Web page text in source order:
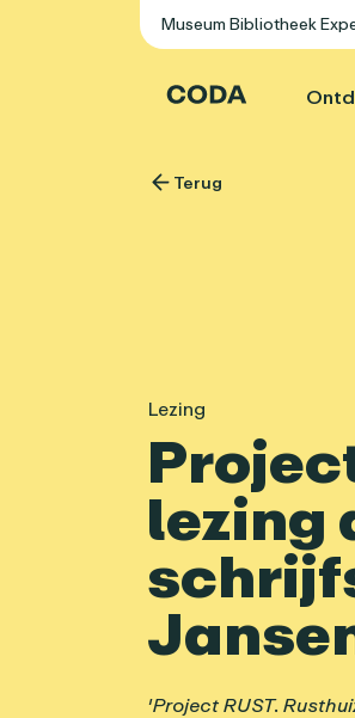
Museum Bibliotheek
Terug
Lezing
lezing
'Project RUST.